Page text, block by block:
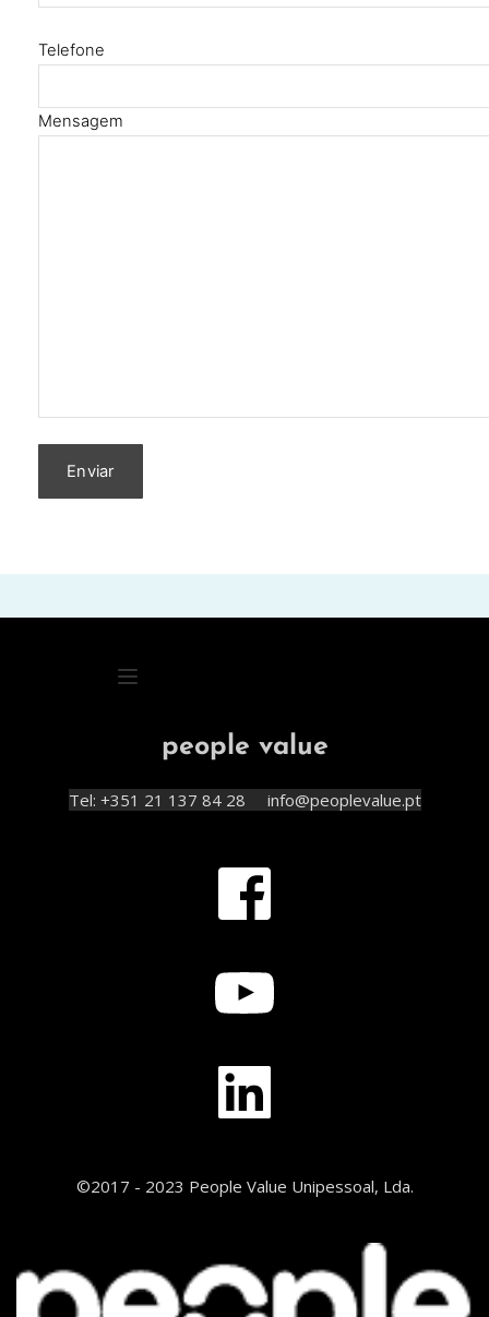
Telefone
Mensagem
people value
Tel: +351 21 137 84 28     info@peoplevalue.pt
©2017 - 2023 People Value Unipessoal, Lda.